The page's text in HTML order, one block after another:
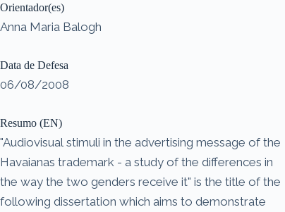
Orientador(es)
Anna Maria Balogh
Data de Defesa
06/08/2008
Resumo (EN)
"Audiovisual stimuli in the advertising message of the
Havaianas trademark - a study of the differences in
the way the two genders receive it" is the title of the
following dissertation which aims to demonstrate